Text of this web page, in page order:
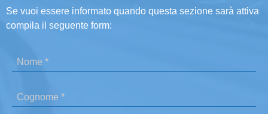
Se vuoi essere informato quando questa sezione sarà attiva
compila il seguente form: